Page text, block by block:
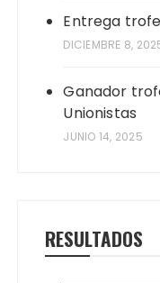
Entrega
DICIEMBRE 8,
Ganador
Unionistas
JUNIO 14, 2025
RESULTADOS